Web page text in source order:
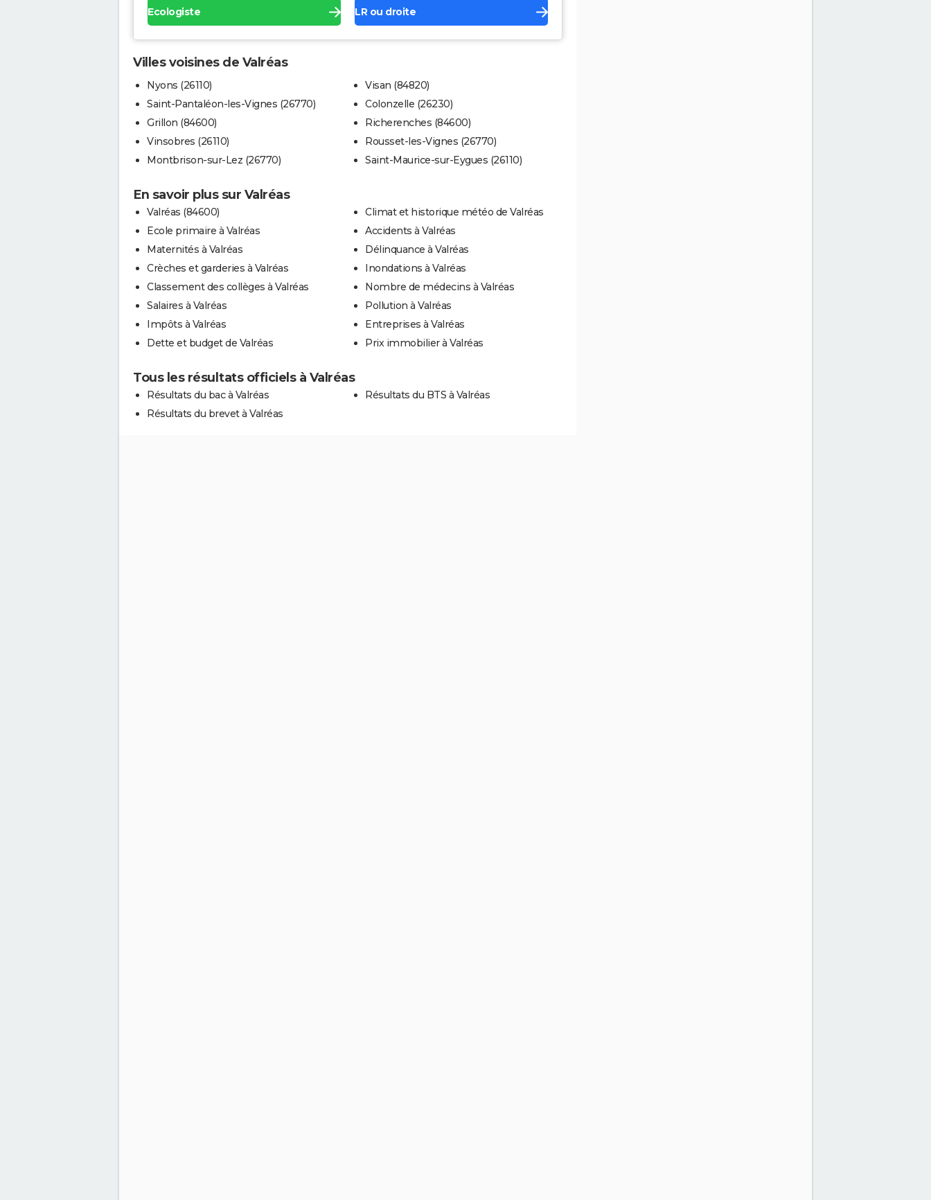
Ecologiste LR ou droite
Villes voisines de Valréas
Nyons (26110)
Saint-Pantaléon-les-Vignes (26770)
Grillon (84600)
Vinsobres (26110)
Montbrison-sur-Lez (26770)
Visan (84820)
Colonzelle (26230)
Richerenches (84600)
Rousset-les-Vignes (26770)
Saint-Maurice-sur-Eygues (26110)
En savoir plus sur Valréas
Valréas (84600)
Ecole primaire à Valréas
Maternités à Valréas
Crèches et garderies à Valréas
Classement des collèges à Valréas
Salaires à Valréas
Impôts à Valréas
Dette et budget de Valréas
Climat et historique météo de Valréas
Accidents à Valréas
Délinquance à Valréas
Inondations à Valréas
Nombre de médecins à Valréas
Pollution à Valréas
Entreprises à Valréas
Prix immobilier à Valréas
Tous les résultats officiels à Valréas
Résultats du bac à Valréas
Résultats du brevet à Valréas
Résultats du BTS à Valréas